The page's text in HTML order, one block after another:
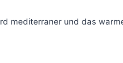
mediterraner und das